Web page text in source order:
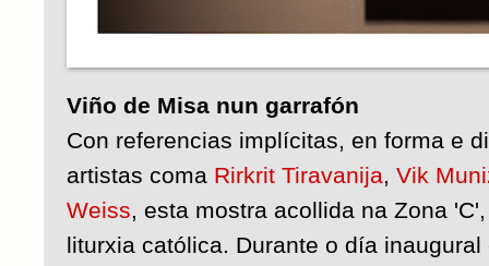
Viño de Misa nun garrafón
Con referencias implícitas, en forma e
artistas coma Rirkrit Tiravanija, Vik
Weiss, esta mostra acollida na Zona
liturxia católica. Durante o día